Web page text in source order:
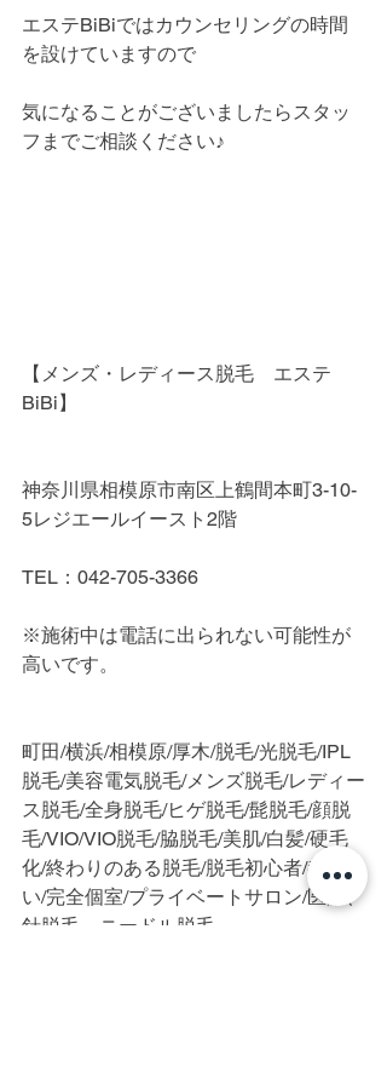
エステBiBiではカウンセリングの時間
を設けていますので
気になることがございましたらスタッ
フまでご相談ください♪
【メンズ・レディース脱毛　エステ
BiBi】
神奈川県相模原市南区上鶴間本町3-10-
5レジエールイースト2階
TEL：042-705-3366
※施術中は電話に出られない可能性が
高いです。
町田/横浜/相模原/厚木/脱毛/光脱毛/IPL
脱毛/美容電気脱毛/メンズ脱毛/レディー
ス脱毛/全身脱毛/ヒゲ脱毛/髭脱毛/顔脱
毛/VIO/VIO脱毛/脇脱毛/美肌/白髪/硬毛
化/終わりのある脱毛/脱毛初心者/都度払
い/完全個室/プライベートサロン/医療、
針脱毛、ニードル脱毛